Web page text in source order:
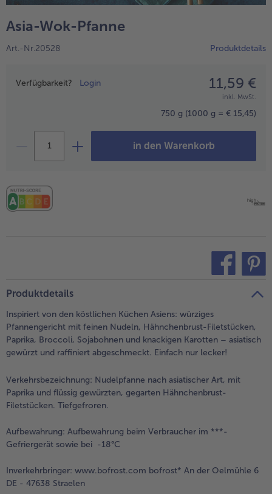
alle Küchenutensilien
alle bofrost*free
alle bofrost*plus.
Pflanzliche Alternativprodukte
- 5 € beim Kauf von 7 Schlemmermenüs nach Wahl
Asia-Wok-Pfanne
Art.-Nr.20528 Produktdetails
Preisangabe
Verfügbarkeit? Login 11,59 €
inkl. MwSt.
750 g (1000 g = € 15,45)
in den Warenkorb
Produktdetails
Inspiriert von den köstlichen Küchen Asiens: würziges
Pfannengericht mit feinen Nudeln, Hähnchenbrust-Filetstücken,
Paprika, Broccoli, Sojabohnen und knackigen Karotten – asiatisch
gewürzt und raffiniert abgeschmeckt. Einfach nur lecker!
Verkehrsbezeichnung: Nudelpfanne nach asiatischer Art, mit
Paprika und flüssig gewürzten, gegarten Hähnchenbrust-
Filetstücken. Tiefgefroren.
Aufbewahrung: Aufbewahrung beim Verbraucher im ***-
Gefriergerät sowie bei -18°C
Inverkehrbringer: www.bofrost.com bofrost* An der Oelmühle 6
DE - 47638 Straelen